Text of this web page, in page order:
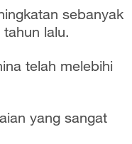
sebanyak
lalu.
telah melebihi
yang sangat